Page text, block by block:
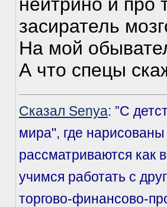
засиратель
На мой
А что спецы
Сказал Senya: ”С
мира", где
рассматриваются как
учимся работать с
торгово-финансово-